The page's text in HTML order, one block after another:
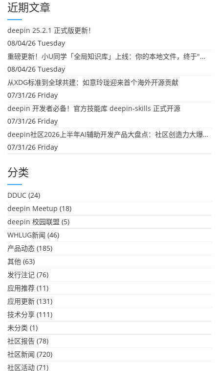
近期文章
deepin 25.2.1 正式版更新！
08/04/26 Tuesday
重磅更新！小U同学「全局知识库」上线：你的本地文件，终于"活"起来了
08/04/26 Tuesday
从XDG标准到全球共建：如意玲珑迎来首个海外开源贡献
07/31/26 Friday
deepin 开发者必备！官方技能库 deepin-skills 正式开源
07/31/26 Friday
deepin社区2026上半年AI辅助开发产品大盘点：社区创造力大爆发！
07/31/26 Friday
分类
DDUC (24)
deepin Meetup (18)
deepin 校园联盟 (5)
WHLUG新闻 (46)
产品动态 (185)
其他 (63)
发行注记 (76)
应用推荐 (11)
应用更新 (131)
技术分享 (111)
未分类 (1)
社区报告 (78)
社区新闻 (720)
社区活动 (71)